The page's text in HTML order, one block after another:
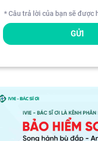
* Câu trả lời của bạn sẽ được
GỬI